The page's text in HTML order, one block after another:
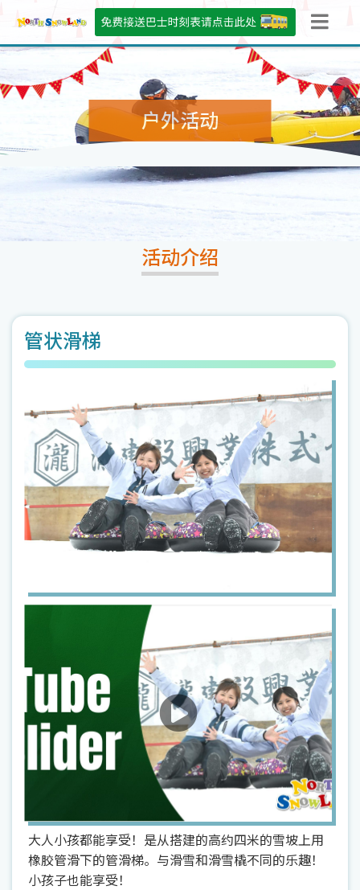
户外活动
活动介绍
管状滑梯
大人小孩都能享受！是从搭建的高约四米的雪坡上用
橡胶管滑下的管滑梯。与滑雪和滑雪橇不同的乐趣！
小孩子也能享受！